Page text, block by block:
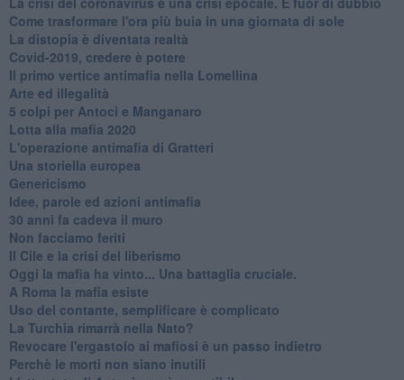
Come trasformare l'ora più buia in una giornata di sole
​La distopia è diventata realtà
Covid-2019, credere è potere
Il primo vertice antimafia nella Lomellina
Arte ed illegalità
​5 colpi per Antoci e Manganaro
Lotta alla mafia 2020
L'operazione antimafia di Gratteri
Una storiella europea
Genericismo
Idee, parole ed azioni antimafia
30 anni fa cadeva il muro
Non facciamo feriti
Il Cile e la crisi del liberismo
Oggi la mafia ha vinto... Una battaglia cruciale.
A Roma la mafia esiste
Uso del contante, semplificare è complicato
La Turchia rimarrà nella Nato?
Revocare l'ergastolo ai mafiosi è un passo indietro
Perchè le morti non siano inutili